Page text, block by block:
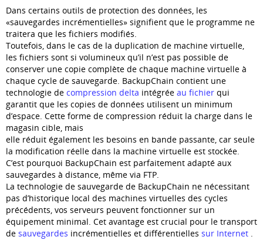
Dans certains outils de protection des données, les
«sauvegardes incrémentielles» signifient que le programme ne
traitera que les fichiers modifiés.
Toutefois, dans le cas de la duplication de machine virtuelle,
les fichiers sont si volumineux qu’il n’est pas possible de
conserver une copie complète de chaque machine virtuelle à
chaque cycle de sauvegarde. BackupChain contient une
technologie de compression delta intégrée au fichier qui
garantit que les copies de données utilisent un minimum
d’espace. Cette forme de compression réduit la charge dans le
magasin cible, mais
elle réduit également les besoins en bande passante, car seule
la modification réelle dans la machine virtuelle est stockée.
C’est pourquoi BackupChain est parfaitement adapté aux
sauvegardes à distance, même via FTP.
La technologie de sauvegarde de BackupChain ne nécessitant
pas d’historique local des machines virtuelles des cycles
précédents, vos serveurs peuvent fonctionner sur un
équipement minimal. Cet avantage est crucial pour le transport
de sauvegardes incrémentielles et différentielles sur Internet .